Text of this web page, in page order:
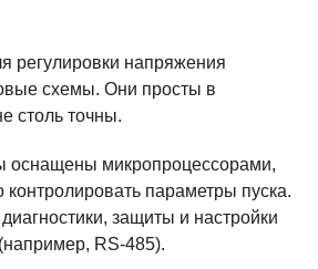
регулировки напряжения
схемы. Они просты в
столь точны.
микропроцессорами,
контролировать параметры пуска.
защиты и настройки
RS-485).